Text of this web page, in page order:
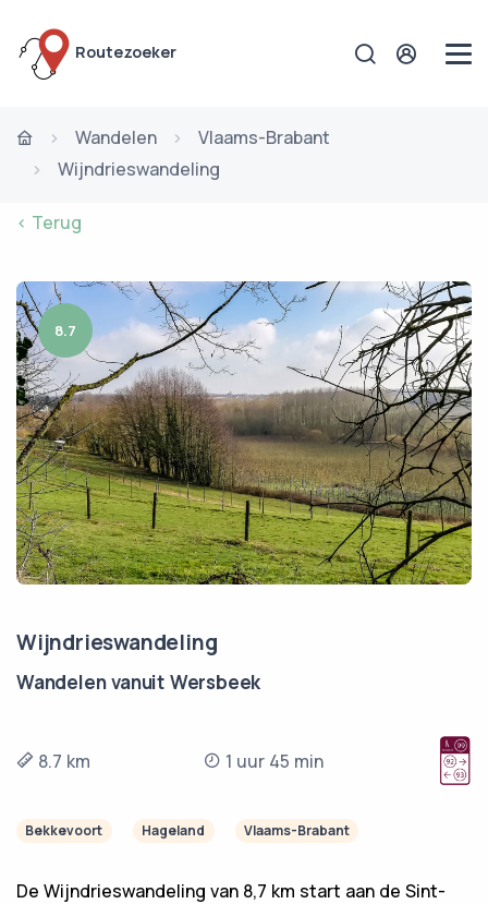
Routezoeker
Wandelen
Vlaams-Brabant
Wijndrieswandeling
< Terug
8.7
Wijndrieswandeling
Wandelen vanuit Wersbeek
8.7 km 1 uur 45 min
Bekkevoort Hageland Vlaams-Brabant
De Wijndrieswandeling van 8,7 km start aan de Sint-